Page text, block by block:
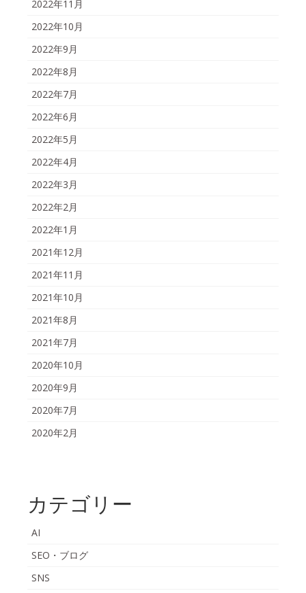
2022年11月
2022年10月
2022年9月
2022年8月
2022年7月
2022年6月
2022年5月
2022年4月
2022年3月
2022年2月
2022年1月
2021年12月
2021年11月
2021年10月
2021年8月
2021年7月
2020年10月
2020年9月
2020年7月
2020年2月
カテゴリー
AI
SEO・ブログ
SNS